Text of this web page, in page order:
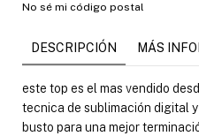
No sé mi código postal
DESCRIPCIÓN MÁS
este top es el mas vendido
tecnica de sublimación digital
busto para una mejor